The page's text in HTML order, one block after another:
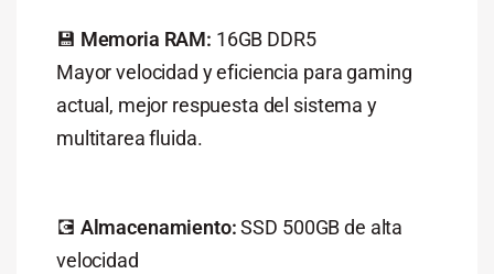
💾 Memoria RAM: 16GB DDR5
Mayor velocidad y eficiencia para gaming
actual, mejor respuesta del sistema y
multitarea fluida.
💽 Almacenamiento:SSD 500GB de alta
velocidad